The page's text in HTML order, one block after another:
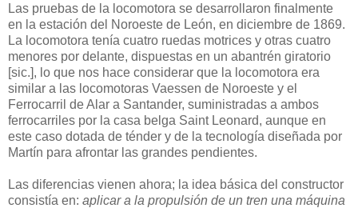
Las pruebas de la locomotora se desarrollaron finalmente
en la estación del Noroeste de León, en diciembre de 1869.
La locomotora tenía cuatro ruedas motrices y otras cuatro
menores por delante, dispuestas en un abantrén giratorio
[sic.], lo que nos hace considerar que la locomotora era
similar a las locomotoras Vaessen de Noroeste y el
Ferrocarril de Alar a Santander, suministradas a ambos
ferrocarriles por la casa belga Saint Leonard, aunque en
este caso dotada de ténder y de la tecnología diseñada por
Martín para afrontar las grandes pendientes.
Las diferencias vienen ahora; la idea básica del constructor
consistía en: aplicar a la propulsión de un tren una máquina